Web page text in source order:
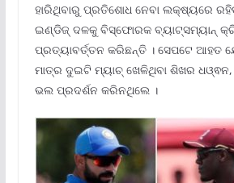
ହାରିଥିବାରୁ ପ୍ରତିଶୋଧ ନେବା ଲକ୍ଷ୍ୟରେ
ଇଣ୍ଡିଜ୍‌ ଦଳକୁ ବିସ୍ଫୋରକ ବ୍ୟାଟ୍‌ସମ୍ୟାନ୍‌
ପ୍ରତ୍ୟାବର୍ତ୍ତନ କରିଛନ୍ତି । ସେପଟେ ଆହତ
ମାତ୍ର ଦୁଇଟି ମ୍ୟାଚ୍‌ ଖେଳିଥିବା ଶିଖର
ଭଲ ପ୍ରଦର୍ଶନ କରିନଥିଲେ ।